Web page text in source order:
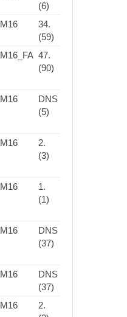
(6)
M16
34.
(59)
M16_FA 47.
(90)
M16
DNS
(5)
M16
2.
(3)
M16
1.
(1)
M16
DNS
(37)
M16
DNS
(37)
M16
2.